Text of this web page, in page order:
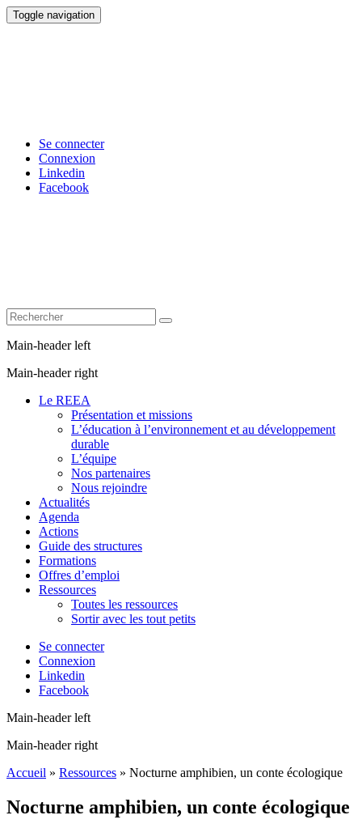
Toggle navigation
Se connecter
Connexion
Linkedin
Facebook
Main-header left
Main-header right
Le REEA
Présentation et missions
L’éducation à l’environnement et au développement
durable
L’équipe
Nos partenaires
Nous rejoindre
Actualités
Agenda
Actions
Guide des structures
Formations
Offres d’emploi
Ressources
Toutes les ressources
Sortir avec les tout petits
Se connecter
Connexion
Linkedin
Facebook
Main-header left
Main-header right
Accueil » Ressources » Nocturne amphibien, un conte écologique
Nocturne amphibien, un conte écologique